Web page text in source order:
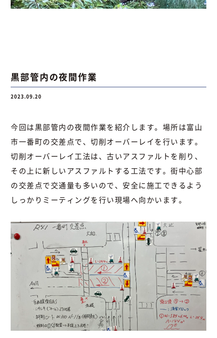
黒部管内の夜間作業
2023.09.20
今回は黒部管内の夜間作業を紹介します。場所は富山
市一番町の交差点で、切削オーバーレイを行います。
切削オーバーレイ工法は、古いアスファルトを削り、
その上に新しいアスファルトする工法です。街中心部
の交差点で交通量も多いので、安全に施工できるよう
しっかりミーティングを行い現場へ向かいます。